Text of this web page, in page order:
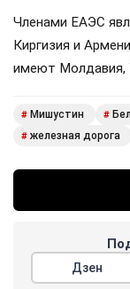
Членами ЕАЭС
Киргизия и
имеют Молдавия,
# Мишустин #
# железная дорога
Дзен